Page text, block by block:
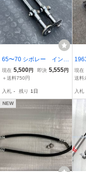
65〜70 シボレー インパ
ラ アッパーアームシャ
フト左右セット ベルエ
イダー ハイドロ66.67.6
8.69
現在 5,500円 即決 5,555円
＋送料750円
入札 - 残り 1日
ッ
現在
送料
入札
NEW